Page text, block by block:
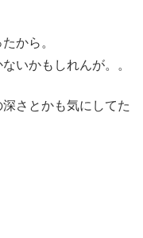
から。
いかもしれんが。。
さとかも気にしてた